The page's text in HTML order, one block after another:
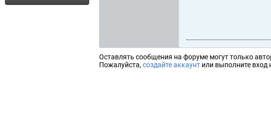
Оставлять сообщения на форуме могут только
Пожалуйста, создайте аккаунт или выполните вход